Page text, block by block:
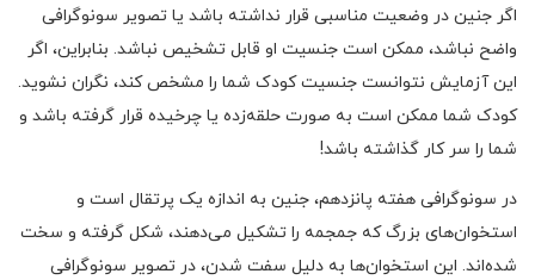
اگر جنین در وضعیت مناسبی قرار نداشته باشد یا تصویر سونوگرافی
واضح نباشد، ممکن است جنسیت او قابل تشخیص نباشد. بنابراین، اگر
این آزمایش نتوانست جنسیت کودک شما را مشخص کند، نگران نشوید.
کودک شما ممکن است به صورت حلقه‌زده یا چرخیده قرار گرفته باشد و
شما را سر کار گذاشته باشد!
در سونوگرافی هفته پانزدهم، جنین به اندازه یک پرتقال است و
استخوان‌های بزرگ که جمجمه را تشکیل می‌دهند، شکل گرفته و سخت
شده‌اند. این استخوان‌ها به دلیل سفت شدن، در تصویر سونوگرافی